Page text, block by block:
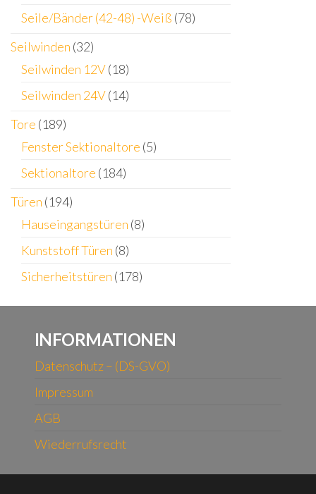
Seile/Bänder (42-48) -Weiß (78)
Seilwinden (32)
Seilwinden 12V(18)
Seilwinden 24V(14)
Tore (189)
Fenster Sektionaltore (5)
Sektionaltore (184)
Türen (194)
Hauseingangstüren (8)
Kunststoff Türen (8)
Sicherheitstüren (178)
INFORMATIONEN
Datenschutz – (DS-GVO)
Impressum
AGB
Wiederrufsrecht